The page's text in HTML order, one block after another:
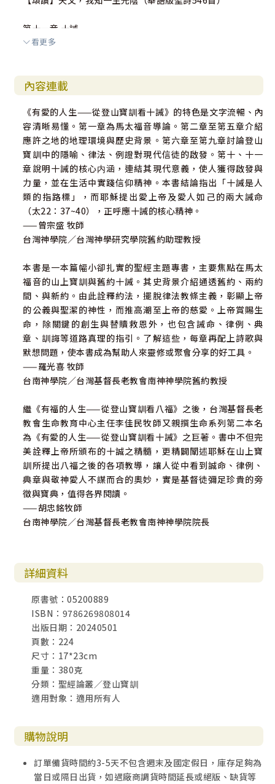
第十一章 十誡
一、真神的權威和地位
【問題思考與討論】
三、不可濫用上帝的名
【問題思考與討論】
四、謹守安息日為聖
【問題思考與討論】
五、當孝敬父母
【問題思考與討論】
六、不可殺人
【問題思考與討論】
七、不可姦淫
【問題思考與討論】
八、不可偷盜
九、不可做假見證
【問題思考與討論】
十、不可貪心
【問題思考與討論】
【頌讚】上帝眾兒女宣揚主偉業（華語版聖詩637首）
第十二章 結論
【頌讚】至聖天父，我感謝祢（華語版聖詩395首）
看更多
內容連載
《有愛的人生——從登山寶訓看十誡》的特色是文字流暢、內
容清晰易懂。第一章為馬太福音導論。第二章至第五章介紹
應許之地的地理環境與歷史背景。第六章至第九章討論登山
寶訓中的隱喻、律法、例證對現代信徒的啟發。第十、十一
章說明十誡的核心内涵，連結其現代意義，使人獲得啟發與
力量，並在生活中實踐信仰精神。本書結論指出「十誡是人
類的指路標」，而耶穌提出愛上帝及愛人如己的兩大誡命
（太22：37~40），正呼應十誡的核心精神。
——曾宗盛 牧師
台灣神學院／台灣神學研究學院舊約助理教授
本書是一本篇幅小卻扎實的聖經主題專書，主要焦點在馬太
福音的山上寶訓與舊約十誡。其史背景介紹通透舊約、兩約
間、與新約。由此詮釋約法，擺脫律法教條主義，彰顯上帝
的公義與聖潔的神性，而推高潮至上帝的慈愛。上帝賞賜生
命，除關鍵的創生與替贖救恩外，也包含誡命、律例、典
章、訓誨等道路真理的指引。了解這些，每章再配上詩歌與
默想問題，使本書成為幫助人來靈修或聚會分享的好工具。
——羅光喜 牧師
台南神學院／台灣基督長老教會南神神學院舊約教授
繼《有福的人生——從登山寶訓看八福》之後，台灣基督長老
教會生命教育中心主任李佳民牧師又親撰生命系列第二本名
為《有愛的人生——從登山寶訓看十誡》之巨著。書中不但完
美詮釋上帝所頒布的十誠之精髓，更精闢闡述耶穌在山上寶
訓所提出八福之後的各項教導，讓人從中看到誠命、律例、
典章與敬神愛人不謀而合的奧妙，實是基督徒彌足珍貴的旁
徵與寶典，值得各界閱讀。
——胡忠銘牧師
台南神學院／台灣基督長老教會南神神學院院長
詳細資料
原書號：05200889
ISBN：9786269808014
出版日期：20240501
頁數：224
尺寸：17*23cm
重量：380克
分類：聖經論叢／登山寶訓
適用對象：適用所有人
購物說明
訂單備貨時間約3-5天不包含週末及國定假日，庫存足夠為
當日或隔日出貨，如遇廠商調貨時間延長或絕版、缺貨等